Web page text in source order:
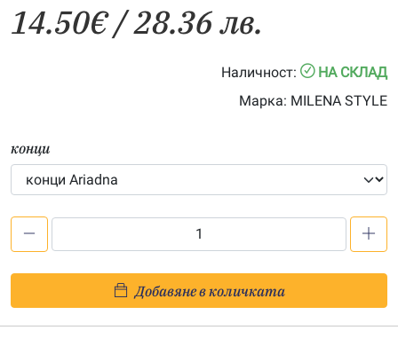
14.50€/ 28.36 лв.
Наличност:
НА СКЛАД
Марка: MILENA STYLE
конци
с
шапка
Добавяне в количката